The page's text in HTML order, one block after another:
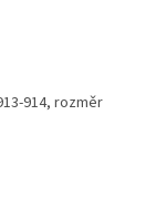
914, rozměr